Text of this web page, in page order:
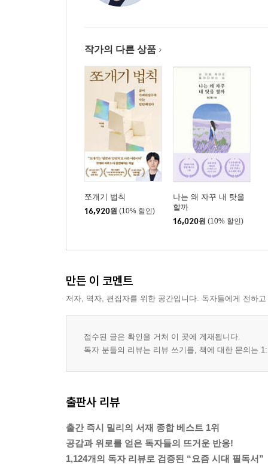
- 계획을 지키지 못하는 제가 한심해요: 해야 하는
- 명치에 뭔가 걸린 것처럼 답답해요: 화병
- 잡고 싶은 기억, 놓고 싶은 기억이 있어요: 건망증
- 이것도 스트레스인가요?: 스트레스
Part 4. 중요한 건 꺾이지 않는 마음이라더니: 자기
- 누구에게도 의지하면 안 될 것 같아요: 의지와 의
- 부모에게서 독립하고 싶어요: 가스라이팅
- 인사치레도 거짓말인가요?: 하얀 거짓말
- 아무리 체중이 빠져도 여전히 뚱뚱해 보여요: 거
- 손 하나 까딱할 수 없을 정도로 힘이 없어요: 무기
『쪼개기 법칙』
추천의 말
들어가며 작은 성취들을 발판 삼아 당신의 행복을
2장 더 자유로운 나를 위한 부캐 만들기
4장 더욱 단단해지기 위한 회복 쪼개기
5장 자존감의 기준 다시 세우기
작가의 다른 상품
쪼개기 법칙
16,920원 (10% 할인)
나는 왜 자꾸 내 탓을
할까
16,020원 (10% 할인)
만든 이 코멘트
저자, 역자, 편집자를 위한 공간입니다. 독자들에게 전하
접수된 글은 확인을 거쳐 이 곳에 게재됩니다.
독자 분들의 리뷰는 리뷰 쓰기를, 책에 대한 문의는
출판사 리뷰
출간 즉시 밀리의 서재 종합 베스트 1위
공감과 위로를 얻은 독자들의 뜨거운 반응!
1,124개의 독자 리뷰로 검증된 “요즘 시대 필독서”